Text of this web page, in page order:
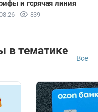
и горячая линия
839
в тематике
Все